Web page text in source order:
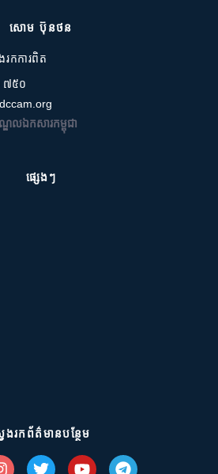
សោម ប៊ុនថន
រកការពិត
៧៥០
ឌលឯកសារកម្ពុជា
ផ្សេងៗ
ែងរកព័ត៌មានបន្ថែម